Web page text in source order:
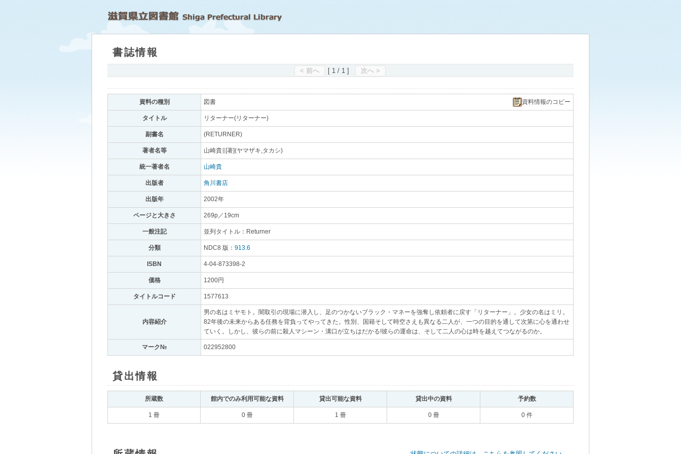
書誌情報
< 前へ [ 1 / 1 ] 次へ >
資料の種別 図書 資料情報のコピー
タイトル｡ リターナー(リターナー)
副書名 (RETURNER)
著者名等｡ 山崎貴∥[著](ヤマザキ,タカシ)
統一著者名 山崎貴
出版者｡ 角川書店
出版年｡ 2002年
ページと大きさ 269p／19cm
一般注記｡ 並列タイトル：Returner
分類｡ NDC8 版： 913.6
ISBN 4-04-873398-2
価格｡ 1200円
タイトルコード 1577613
内容紹介｡
男の名はミヤモト。闇取引の現場に潜入し、足のつかないブラック・マネーを強奪し依頼者に戻す「リターナー」。少女の名はミリ。
82年後の未来からある任務を背負ってやってきた。性別、国籍そして時空さえも異なる二人が、一つの目的を通して次第に心を通わせ
ていく。しかし、彼らの前に殺人マシーン・溝口が立ちはだかる!彼らの運命は、そして二人の心は時を越えてつながるのか。
マーク№ 022952800
貸出情報
所蔵数 館内でのみ利用可能な資料｡ 貸出可能な資料｡ 貸出中の資料｡ 予約数｡
1 冊 0 冊 1 冊 0 冊 0 件